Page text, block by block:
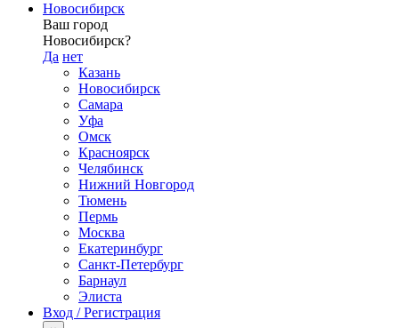
Новосибирск
Ваш город
Новосибирск?
Да нет
Казань
Новосибирск
Самара
Уфа
Омск
Красноярск
Челябинск
Нижний Новгород
Тюмень
Пермь
Москва
Екатеринбург
Санкт-Петербург
Барнаул
Элиста
Вход / Регистрация